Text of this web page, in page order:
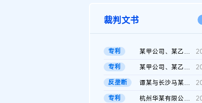
裁判文书
专利 某甲公司、某乙公司、某丙公司申请诉前行为保全复议裁定书
专利
某甲公司、某乙公司、官某与某丙公司专利申请权权属纠纷 二审判决...
反垄断
谭某与长沙马某堆农产品股份有限公司滥用市场支配地位纠纷二审裁...
专利
杭州华某有限公司与菲某有限公司侵害发明专利权纠纷